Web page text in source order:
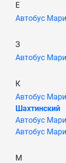
Е
Автобус
З
Автобус
К
Автобус
Шахтинский
Автобус
Автобус
М